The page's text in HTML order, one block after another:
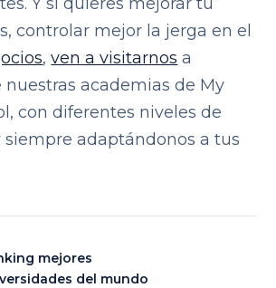
controlar mejor la jerga en el
,ven a visitarnos a
academias de My
con diferentes niveles de
adaptándonos a tus
mejores
del mundo